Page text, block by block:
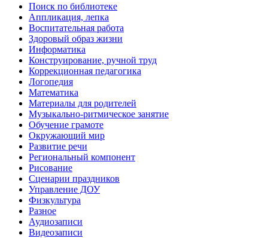
Поиск по библиотеке
Аппликация, лепка
Воспитательная работа
Здоровый образ жизни
Информатика
Конструирование, ручной труд
Коррекционная педагогика
Логопедия
Математика
Материалы для родителей
Музыкально-ритмическое занятие
Обучение грамоте
Окружающий мир
Развитие речи
Региональный компонент
Рисование
Сценарии праздников
Управление ДОУ
Физкультура
Разное
Аудиозаписи
Видеозаписи